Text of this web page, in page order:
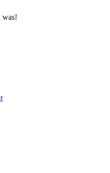
was!